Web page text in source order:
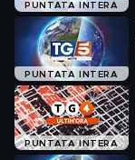
PUNTATA INTERA
PUNTATA INTERA
PUNTATA INTERA